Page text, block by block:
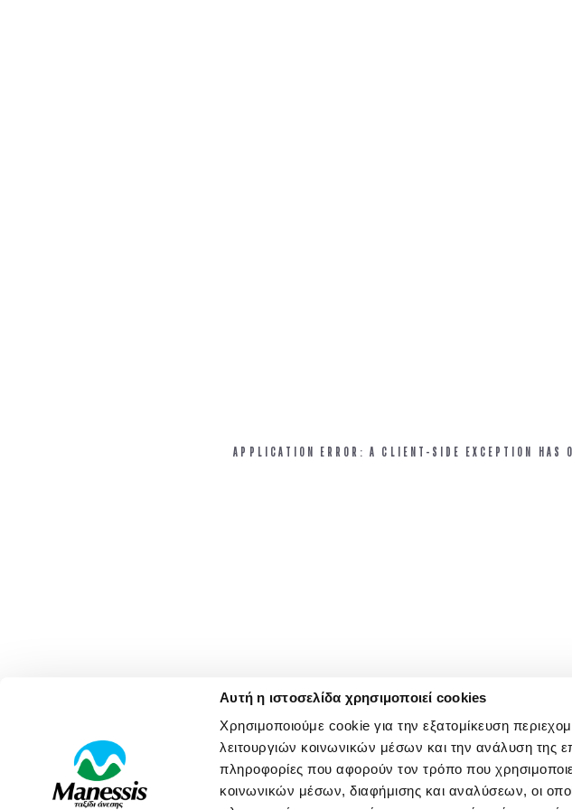
Αυτή η ιστοσελίδα χρησιμοποιεί cookies
Χρησιμοποιούμε cookie για την εξατομίκευση
λειτουργιών κοινωνικών μέσων και την ανάλυση της
πληροφορίες που αφορούν τον τρόπο που
κοινωνικών μέσων, διαφήμισης και αναλύσεων, οι
APPLICATION ERROR: A CLIENT-SIDE EXCEPTION HAS